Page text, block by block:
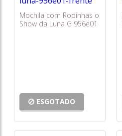
Mochila com Rodinhas o
Show da Luna G 956e01
ESGOTADO